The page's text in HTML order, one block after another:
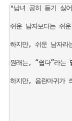
노
우
객
터
마
페
문
[2026
"남녀 공히 듣기 싫
쉬운 남자보다는 쉬
하지만, 쉬운 남자라
원래는, “쉽다”라는
하지만, 음란마귀가